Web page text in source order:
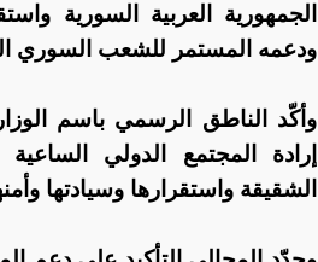
الجمهورية العربية السورية
ودعمه المستمر للشعب السوري
وأكّد الناطق الرسمي باسم
إرادة المجتمع الدولي
الشقيقة واستقرارها وسيادتها